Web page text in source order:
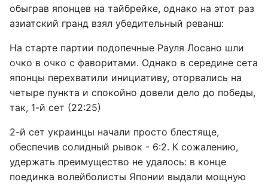
обыграв японцев на тайбрейке, однако на этот раз
азиатский гранд взял убедительный реванш:
На старте партии подопечные Рауля Лосано шли
очко в очко с фаворитами. Однако в середине сета
японцы перехватили инициативу, оторвались на
четыре пункта и спокойно довели дело до победы,
так, 1-й сет (22:25)
2-й сет украинцы начали просто блестяще,
обеспечив солидный рывок - 6:2. К сожалению,
удержать преимущество не удалось: в конце
поединка волейболисты Японии выдали мощную